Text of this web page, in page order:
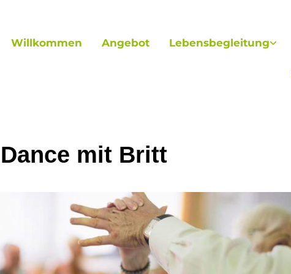
Willkommen Angebot Lebensbegleitung
mit Britt